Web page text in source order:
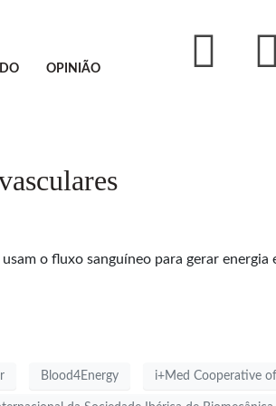
OPINIÃO
o fluxo sanguíneo para gerar energia
Blood4Energy i+Med Cooperative